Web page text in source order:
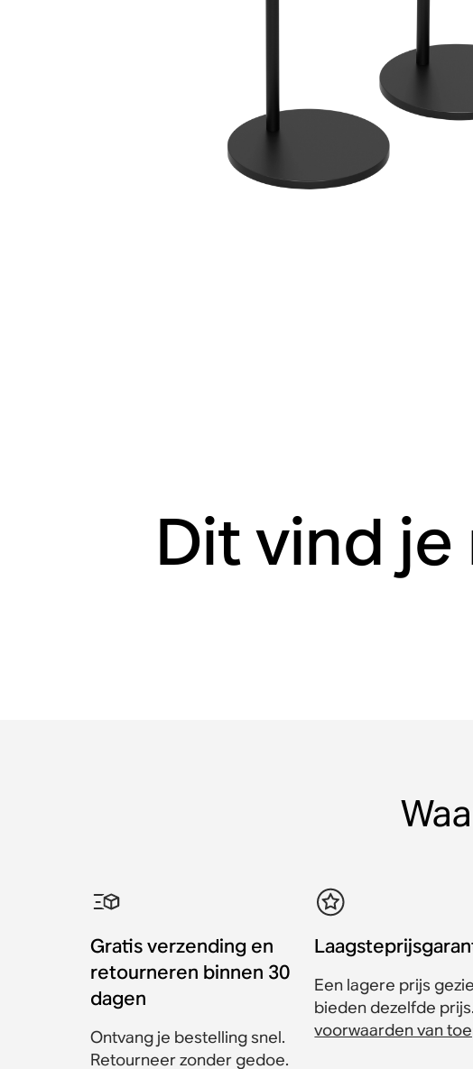
Dit vind
Gratis verzending en
retourneren binnen 30
dagen
Ontvang je bestelling snel.
Retourneer zonder gedoe.
Een lagere prijs
bieden dezelfde prijs.
voorwaarden van